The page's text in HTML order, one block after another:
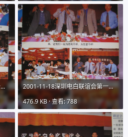
2001-11-18深圳电白联谊会第一期会刊图片01IMG_9731 (12).JPG
2001-11-18深圳电白联谊会第一期会刊图片01IMG_9731 (13).JPG
476.9 KB · 查看: 788